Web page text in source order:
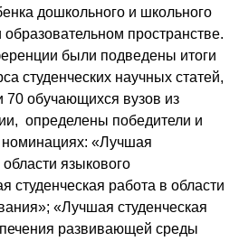
дошкольного и школьного
пространстве.
были подведены итоги
студенческих научных статей,
70 обучающихся вузов из
определены победители и
«Лучшая
языкового
студенческая работа в области
«Лучшая студенческая
развивающей среды